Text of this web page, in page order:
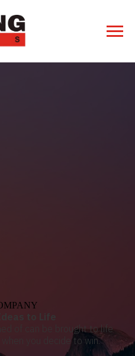
of can be brought to life
you decide to win.